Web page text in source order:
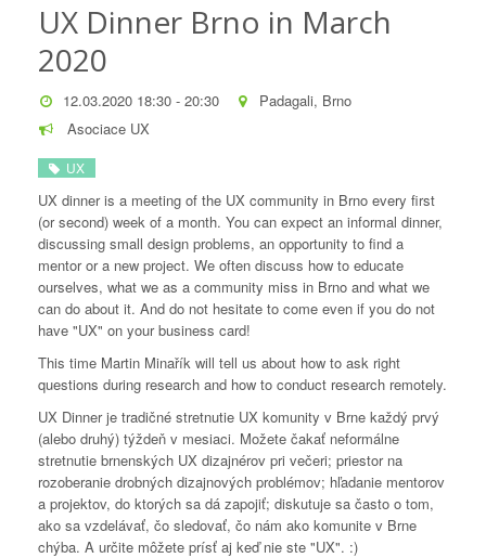
UX Dinner Brno in March
2020
12.03.2020 18:30 - 20:30
Padagali, Brno
Asociace UX
UX
UX dinner is a meeting of the UX community in Brno every first
(or second) week of a month. You can expect an informal dinner,
discussing small design problems, an opportunity to find a
mentor or a new project. We often discuss how to educate
ourselves, what we as a community miss in Brno and what we
can do about it. And do not hesitate to come even if you do not
have "UX" on your business card!
This time Martin Minařík will tell us about how to ask right
questions during research and how to conduct research remotely.
UX Dinner je tradičné stretnutie UX komunity v Brne každý prvý
(alebo druhý) týždeň v mesiaci. Možete čakať neformálne
stretnutie brnenských UX dizajnérov pri večeri; priestor na
rozoberanie drobných dizajnových problémov; hľadanie mentorov
a projektov, do ktorých sa dá zapojiť; diskutuje sa často o tom,
ako sa vzdelávať, čo sledovať, čo nám ako komunite v Brne
chýba. A určite môžete prísť aj keď nie ste "UX". :)